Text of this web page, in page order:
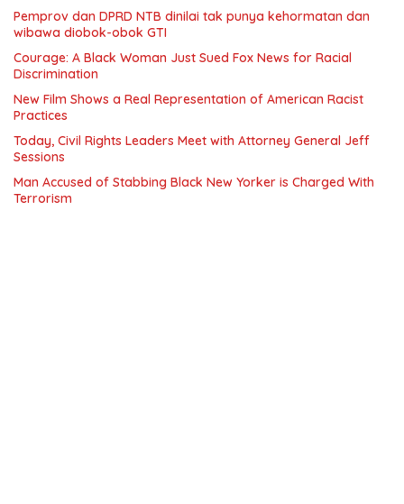
Pemprov dan DPRD NTB dinilai tak punya kehormatan dan
wibawa diobok-obok GTI
Courage: A Black Woman Just Sued Fox News for Racial
Discrimination
New Film Shows a Real Representation of American Racist
Practices
Today, Civil Rights Leaders Meet with Attorney General Jeff
Sessions
Man Accused of Stabbing Black New Yorker is Charged With
Terrorism